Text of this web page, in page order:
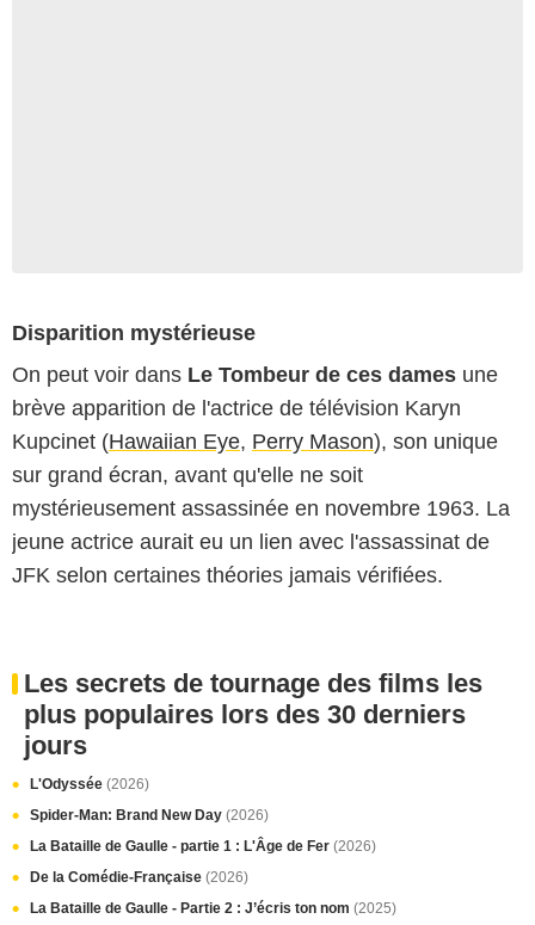
Disparition mystérieuse
On peut voir dans Le Tombeur de ces dames une
brève apparition de l'actrice de télévision Karyn
Kupcinet (Hawaiian Eye, Perry Mason), son unique
sur grand écran, avant qu'elle ne soit
mystérieusement assassinée en novembre 1963. La
jeune actrice aurait eu un lien avec l'assassinat de
JFK selon certaines théories jamais vérifiées.
Les secrets de tournage des films les
plus populaires lors des 30 derniers
jours
L'Odyssée (2026)
Spider-Man: Brand New Day (2026)
La Bataille de Gaulle - partie 1 : L'Âge de Fer (2026)
De la Comédie-Française (2026)
La Bataille de Gaulle - Partie 2 : J’écris ton nom (2025)